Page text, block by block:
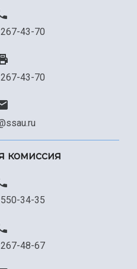
43-70
43-70
комиссия
34-35
48-67